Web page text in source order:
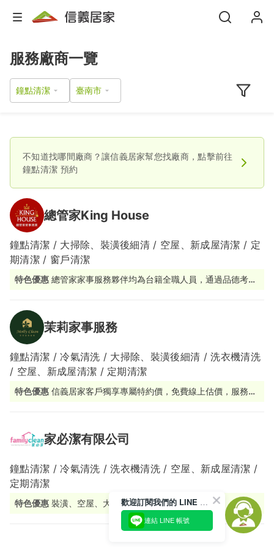
服務廠商一覽
鐘點清潔
不知道找哪間廠商？讓信義居家幫您找廠商，點擊前往
鐘點清潔 預約
總管家King House
鐘點清潔 / 大掃除、裝潢後細清 / 空屋、新成屋清潔 / 定
期清潔 / 窗戶清潔
特色優惠 總管家家事服務夥伴均為台籍全職人員，通過品德考核
茉莉家事服務
鐘點清潔 / 冷氣清洗 / 大掃除、裝潢後細清 / 洗衣機清洗
/ 空屋、新成屋清潔 / 定期清潔
特色優惠 信義居家客戶獨享專屬特約價，免費線上估價，服務價
家必潔有限公司
鐘點清潔 / 冷氣清洗 / 洗衣機清洗 / 空屋、新成屋清潔 /
定期清潔
特色優惠 裝潢、空屋、大掃除估價免費 歡迎訂閱我們的 LINE 官方帳號
連結 LINE 帳號